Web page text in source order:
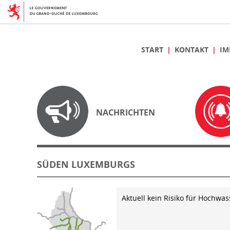
START KONTAKT
NACHRICHTEN
SÜDEN LUXEMBURGS
Aktuell kein Risiko für